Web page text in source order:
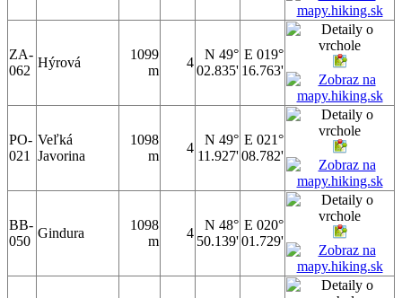
ZA-
062
Hýrová
1099
m
4
N 49°
02.835'
E 019°
16.763'
PO-
021
Veľká
Javorina
1098
m
4
N 49°
11.927'
E 021°
08.782'
BB-
050
Gindura
1098
m
4
N 48°
50.139'
E 020°
01.729'